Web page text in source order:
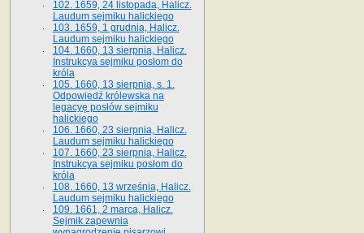
102. 1659, 24 listopada, Halicz.
Laudum sejmiku halickiego
103. 1659, 1 grudnia, Halicz.
Laudum sejmiku halickiego
104. 1660, 13 sierpnia, Halicz.
Instrukcya sejmiku posłom do
króla
105. 1660, 13 sierpnia, s. 1.
Odpowiedź królewska na
legacyę posłów sejmiku
halickiego
106. 1660, 23 sierpnia, Halicz.
Laudum sejmiku halickiego
107. 1660, 23 sierpnia, Halicz.
Instrukcya sejmiku posłom do
króla
108. 1660, 13 września, Halicz.
Laudum sejmiku halickiego
109. 1661, 2 marca, Halicz.
Sejmik zapewnia